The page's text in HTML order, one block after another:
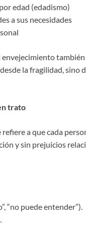
edad (edadismo)
a sus necesidades
la fragilidad, sino
trato
a que cada
y sin prejuicios
“no puede entender”).